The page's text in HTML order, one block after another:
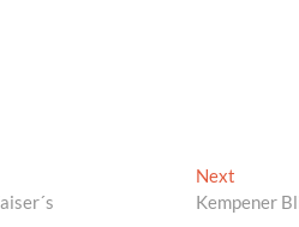
Next
post:
Kempener